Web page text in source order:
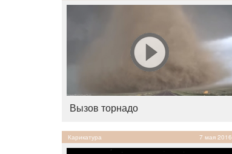
Вызов торнадо
Карикатура 7 мая 2016